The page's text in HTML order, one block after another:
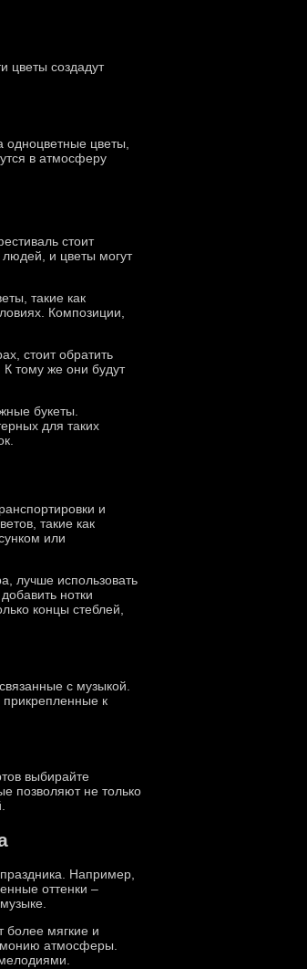
цветы создадут
одноцветные цветы,
в атмосферу
стоит
людей, и цветы могут
такие как
Композиции,
стоит обратить
тому же они будут
букеты.
для таких
и
такие как
или
лучше использовать
нотки
концы стеблей,
с музыкой.
к
выбирайте
позволяют не только
Например,
оттенки –
более мягкие и
атмосферы.